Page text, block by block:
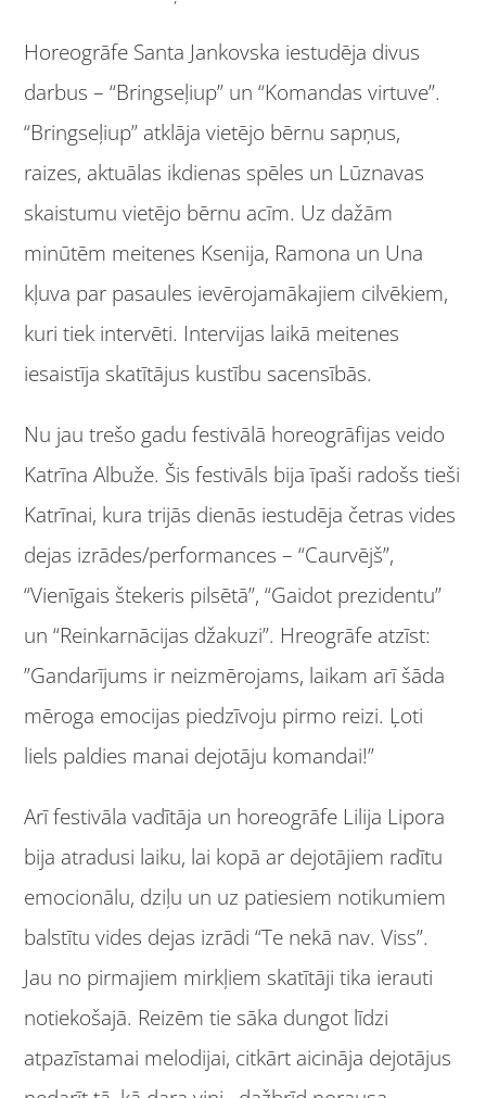
Horeogrāfe Santa Jankovska iestudēja divus
darbus – “Bringseļiup” un “Komandas virtuve”.
“Bringseļiup” atklāja vietējo bērnu sapņus,
raizes, aktuālas ikdienas spēles un Lūznavas
skaistumu vietējo bērnu acīm. Uz dažām
minūtēm meitenes Ksenija, Ramona un Una
kļuva par pasaules ievērojamākajiem cilvēkiem,
kuri tiek intervēti. Intervijas laikā meitenes
iesaistīja skatītājus kustību sacensībās.
Nu jau trešo gadu festivālā horeogrāfijas veido
Katrīna Albuže. Šis festivāls bija īpaši radošs tieši
Katrīnai, kura trijās dienās iestudēja četras vides
dejas izrādes/performances – “Caurvējš”,
“Vienīgais štekeris pilsētā”, “Gaidot prezidentu”
un “Reinkarnācijas džakuzi”. Hreogrāfe atzīst:
”Gandarījums ir neizmērojams, laikam arī šāda
mēroga emocijas piedzīvoju pirmo reizi. Ļoti
liels paldies manai dejotāju komandai!”
Arī festivāla vadītāja un horeogrāfe Lilija Lipora
bija atradusi laiku, lai kopā ar dejotājiem radītu
emocionālu, dziļu un uz patiesiem notikumiem
balstītu vides dejas izrādi “Te nekā nav. Viss”.
Jau no pirmajiem mirkļiem skatītāji tika ierauti
notiekošajā. Reizēm tie sāka dungot līdzi
atpazīstamai melodijai, citkārt aicināja dejotājus